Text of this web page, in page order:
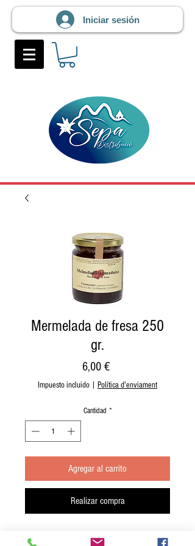
Iniciar sesión
Mermelada de fresa 250
gr.
6,00 €Precio
Impuesto incluido Política d'enviament
Cantidad *
Agregar al carrito
Realizar compra
Mermelada de fresa ARANYONET; recipiente